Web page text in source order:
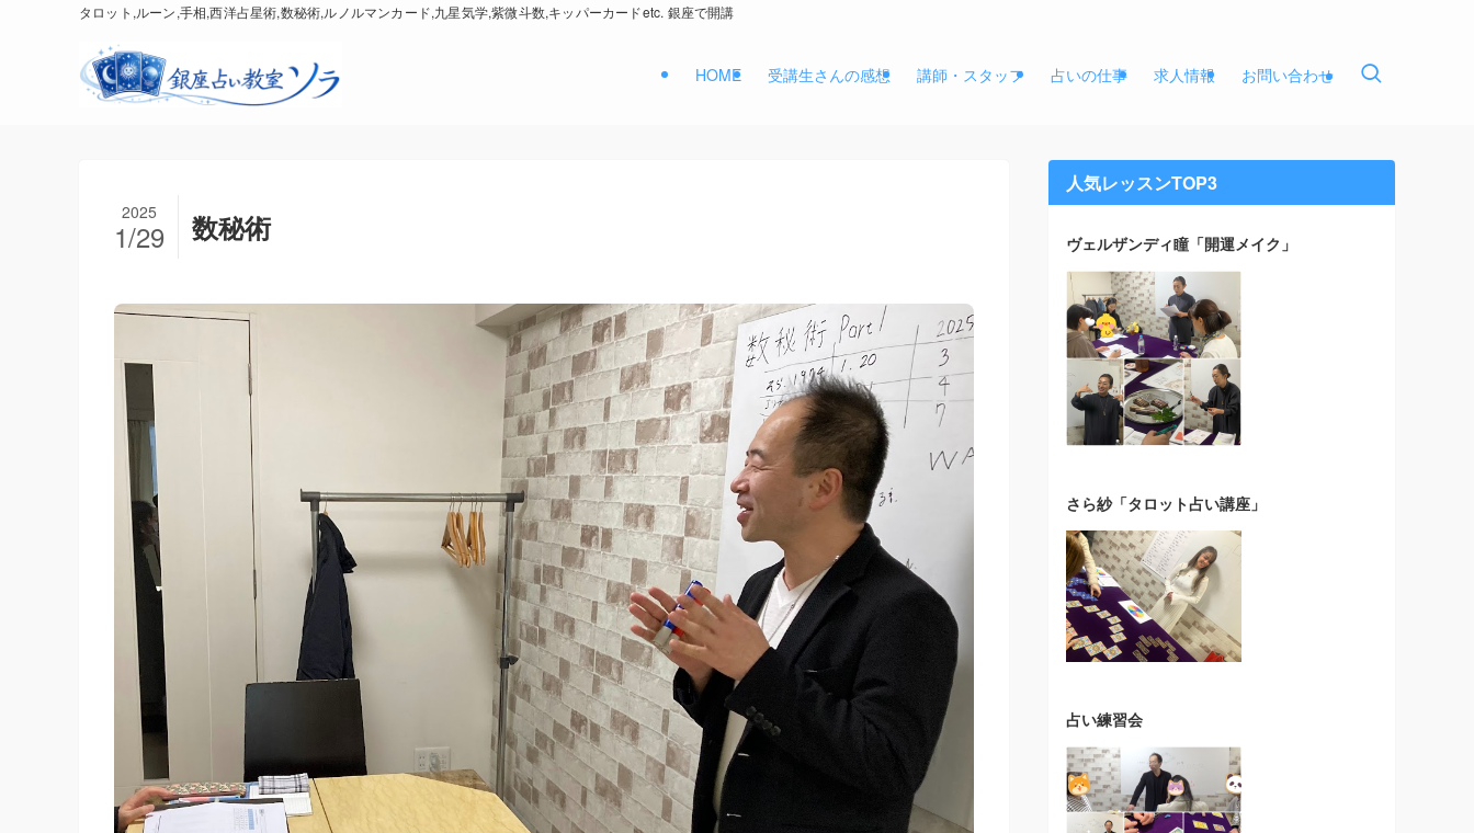
タロット,ルーン,手相,西洋占星術,数秘術,ルノルマンカード,九星気学,紫微斗数,キッパーカードetc. 銀座で開講
HOME 受講生さんの感想 講師・スタッフ 占いの仕事 求人情報 お問い合わせ
数秘術
2025
1/29
人気レッスンTOP3
ヴェルザンディ瞳「開運メイク」
さら紗「タロット占い講座」
占い練習会